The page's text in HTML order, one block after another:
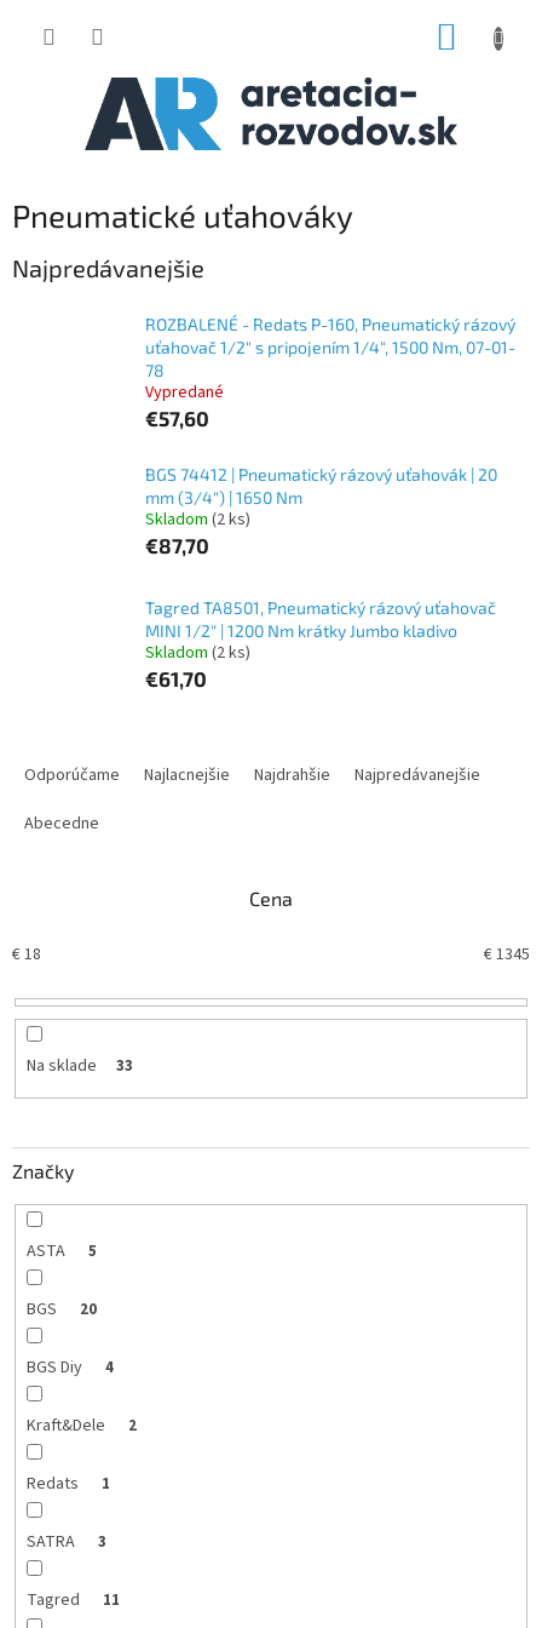
Pneumatické uťahováky
Najpredávanejšie
ROZBALENÉ - Redats P-160, Pneumatický rázový
uťahovač 1/2" s pripojením 1/4", 1500 Nm, 07-01-
78
Vypredané
€57,60
BGS 74412 | Pneumatický rázový uťahovák | 20
mm (3/4") | 1650 Nm
Skladom (2 ks)
€87,70
Tagred TA8501, Pneumatický rázový uťahovač
MINI 1/2" | 1200 Nm krátky Jumbo kladivo
Skladom (2 ks)
€61,70
r
d
t
v
Odporúčame Najlacnejšie Najdrahšie
Najpredávanejšie
Abecedne
Cena
€18 €1345
Na sklade 33
Značky
ASTA 5
BGS 20
BGS Diy 4
Kraft&Dele 2
Redats 1
SATRA 3
Tagred 11